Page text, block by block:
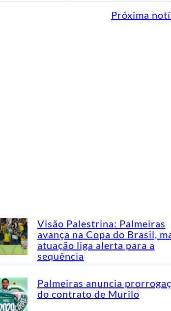
Próxima
Visão Palestrina: Palmeiras
avança na Copa do Brasil,
atuação liga alerta para a
sequência
Palmeiras anuncia
do contrato de Murilo